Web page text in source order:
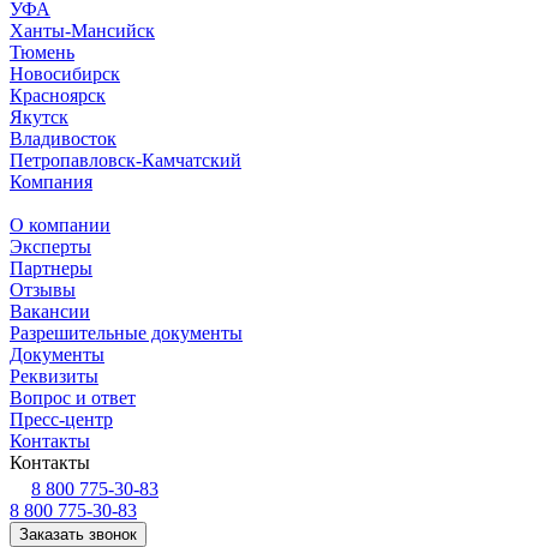
УФА
Ханты-Мансийск
Тюмень
Новосибирск
Красноярск
Якутск
Владивосток
Петропавловск-Камчатский
Компания
О компании
Эксперты
Партнеры
Отзывы
Вакансии
Разрешительные документы
Документы
Реквизиты
Вопрос и ответ
Пресс-центр
Контакты
Контакты
8 800 775-30-83
8 800 775-30-83
Заказать звонок